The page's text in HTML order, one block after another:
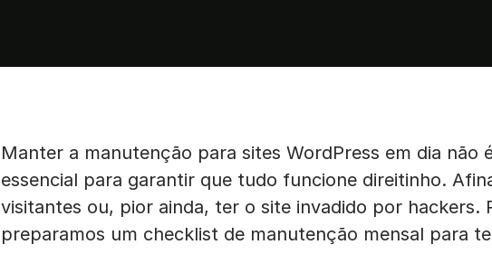
Manter a manutenção para sites WordPress em dia não
essencial para garantir que tudo funcione direitinho.
visitantes ou, pior ainda, ter o site invadido por hackers.
preparamos um checklist de manutenção mensal para